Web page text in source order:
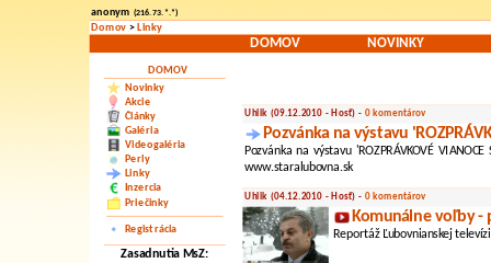
anonym (216.73.*.*)
Domov > Linky
DOMOV NOVINKY
DOMOV
Novinky
Akcie
Články
Galéria
Videogaléria
Perly
Linky
Inzercia
Priečinky
Registrácia
Zasadnutia MsZ:
Uhlik (09.12.2010 - Hosť) - 0 komentárov
Pozvánka na výstavu
Pozvánka na výstavu 'ROZPRÁVKOVÉ
www.staralubovna.sk
Uhlik (04.12.2010 - Hosť) - 0 komentárov
Komunálne voľby -
Reportáž Ľubovnianskej